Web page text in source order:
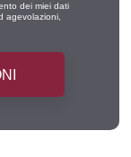
dei miei dati
agevolazioni,